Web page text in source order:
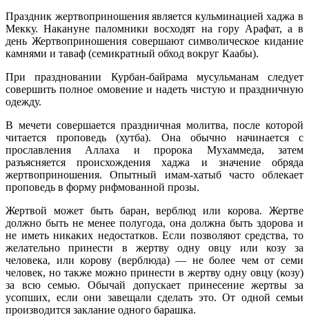
Праздник жертвоприношения является кульминацией хаджа в
Мекку. Накануне паломники восходят на гору Арафат, а в
день Жертвоприношения совершают символическое кидание
камнями и таваф (семикратный обход вокруг Каабы).
При праздновании Курбан-байрама мусульманам следует
совершить полное омовение и надеть чистую и праздничную
одежду.
В мечети совершается праздничная молитва, после которой
читается проповедь (хутба). Она обычно начинается с
прославления Аллаха и пророка Мухаммеда, затем
разъясняется происхождения хаджа и значение обряда
жертвоприношения. Опытный имам-хатыб часто облекает
проповедь в форму рифмованной прозы.
Жертвой может быть баран, верблюд или корова. Жертве
должно быть не менее полугода, она должна быть здорова и
не иметь никаких недостатков. Если позволяют средства, то
желательно принести в жертву одну овцу или козу за
человека, или корову (верблюда) — не более чем от семи
человек, но также можно принести в жертву одну овцу (козу)
за всю семью. Обычай допускает принесение жертвы за
усопших, если они завещали сделать это. От одной семьи
производится заклание одного барашка.